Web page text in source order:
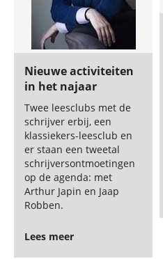
Nieuwe activiteiten
in het najaar
Twee leesclubs met de
schrijver erbij, een
klassiekers-leesclub en
er staan een tweetal
schrijversontmoetingen
op de agenda: met
Arthur Japin en Jaap
Robben.
Lees meer